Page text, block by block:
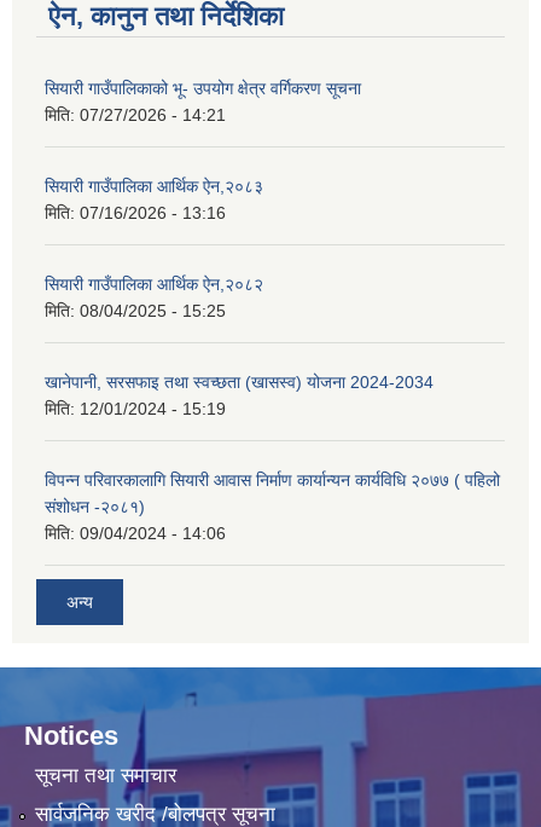
ऐन, कानुन तथा निर्देशिका
सियारी गाउँपालिकाको भू- उपयोग क्षेत्र वर्गिकरण सूचना
मिति: 07/27/2026 - 14:21
सियारी गाउँपालिका आर्थिक ऐन,२०८३
मिति: 07/16/2026 - 13:16
सियारी गाउँपालिका आर्थिक ऐन,२०८२
मिति: 08/04/2025 - 15:25
खानेपानी, सरसफाइ तथा स्वच्छता (खासस्व) योजना 2024-2034
मिति: 12/01/2024 - 15:19
विपन्न परिवारकालागि सियारी आवास निर्माण कार्यान्यन कार्यविधि २०७७ ( पहिलो
संशोधन -२०८१)
मिति: 09/04/2024 - 14:06
अन्य
Notices
सूचना तथा समाचार
सार्वजनिक खरीद /बोलपत्र सूचना